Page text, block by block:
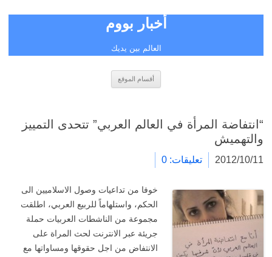
أخبار بووم
العالم بين يديك
أقسام الموقع
“انتفاضة المرأة في العالم العربي” تتحدى التمييز
والتهميش
2012/10/11 تعليقات: 0
خوفا من تداعيات وصول الاسلاميين الى
الحكم، واستلهاماً للربيع العربي، اطلقت
مجموعة من الناشطات العربيات حملة
جريئة عبر الانترنت لحث المراة على
الانتفاض من اجل حقوقها ومساواتها مع